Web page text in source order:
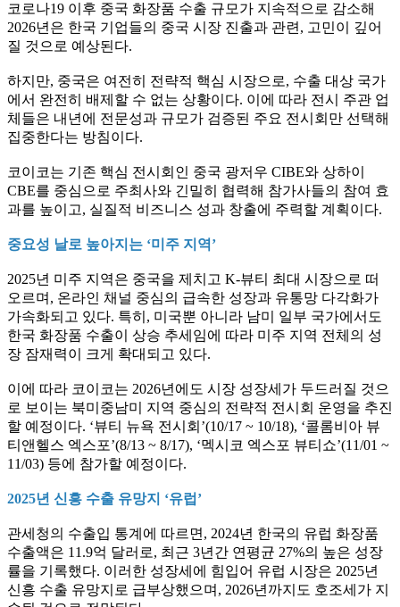
코로나19 이후 중국 화장품 수출 규모가 지속적으로 감소해
2026년은 한국 기업들의 중국 시장 진출과 관련, 고민이 깊어
질 것으로 예상된다.
하지만, 중국은 여전히 전략적 핵심 시장으로, 수출 대상 국가
에서 완전히 배제할 수 없는 상황이다. 이에 따라 전시 주관 업
체들은 내년에 전문성과 규모가 검증된 주요 전시회만 선택해
집중한다는 방침이다.
코이코는 기존 핵심 전시회인 중국 광저우 CIBE와 상하이
CBE를 중심으로 주최사와 긴밀히 협력해 참가사들의 참여 효
과를 높이고, 실질적 비즈니스 성과 창출에 주력할 계획이다.
중요성 날로 높아지는 ‘미주 지역’
2025년 미주 지역은 중국을 제치고 K-뷰티 최대 시장으로 떠
오르며, 온라인 채널 중심의 급속한 성장과 유통망 다각화가
가속화되고 있다. 특히, 미국뿐 아니라 남미 일부 국가에서도
한국 화장품 수출이 상승 추세임에 따라 미주 지역 전체의 성
장 잠재력이 크게 확대되고 있다.
이에 따라 코이코는 2026년에도 시장 성장세가 두드러질 것으
로 보이는 북미중남미 지역 중심의 전략적 전시회 운영을 추진
할 예정이다. ‘뷰티 뉴욕 전시회’(10/17 ~ 10/18), ‘콜롬비아 뷰
티앤헬스 엑스포’(8/13 ~ 8/17), ‘멕시코 엑스포 뷰티쇼’(11/01 ~
11/03) 등에 참가할 예정이다.
2025년 신흥 수출 유망지 ‘유럽’
관세청의 수출입 통계에 따르면, 2024년 한국의 유럽 화장품
수출액은 11.9억 달러로, 최근 3년간 연평균 27%의 높은 성장
률을 기록했다. 이러한 성장세에 힘입어 유럽 시장은 2025년
신흥 수출 유망지로 급부상했으며, 2026년까지도 호조세가 지